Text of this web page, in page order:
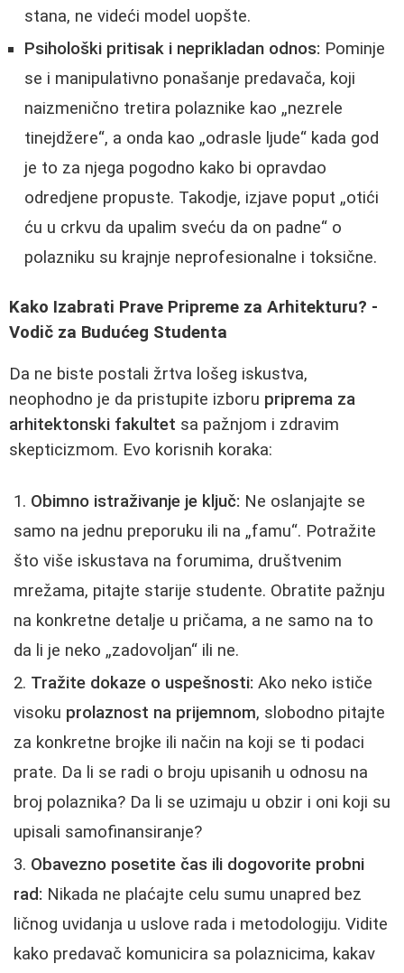
stana, ne videći model uopšte.
Psihološki pritisak i neprikladan odnos: Pominje
se i manipulativno ponašanje predavača, koji
naizmenično tretira polaznike kao „nezrele
tinejdžere“, a onda kao „odrasle ljude“ kada god
je to za njega pogodno kako bi opravdao
odredjene propuste. Takodje, izjave poput „otići
ću u crkvu da upalim sveću da on padne“ o
polazniku su krajnje neprofesionalne i toksične.
Kako Izabrati Prave Pripreme za Arhitekturu? -
Vodič za Budućeg Studenta
Da ne biste postali žrtva lošeg iskustva,
neophodno je da pristupite izboru priprema za
arhitektonski fakultet sa pažnjom i zdravim
skepticizmom. Evo korisnih koraka:
Obimno istraživanje je ključ: Ne oslanjajte se
samo na jednu preporuku ili na „famu“. Potražite
što više iskustava na forumima, društvenim
mrežama, pitajte starije studente. Obratite pažnju
na konkretne detalje u pričama, a ne samo na to
da li je neko „zadovoljan“ ili ne.
Tražite dokaze o uspešnosti: Ako neko ističe
visoku prolaznost na prijemnom, slobodno pitajte
za konkretne brojke ili način na koji se ti podaci
prate. Da li se radi o broju upisanih u odnosu na
broj polaznika? Da li se uzimaju u obzir i oni koji su
upisali samofinansiranje?
Obavezno posetite čas ili dogovorite probni
rad: Nikada ne plaćajte celu sumu unapred bez
ličnog uvidanja u uslove rada i metodologiju. Vidite
kako predavač komunicira sa polaznicima, kakav